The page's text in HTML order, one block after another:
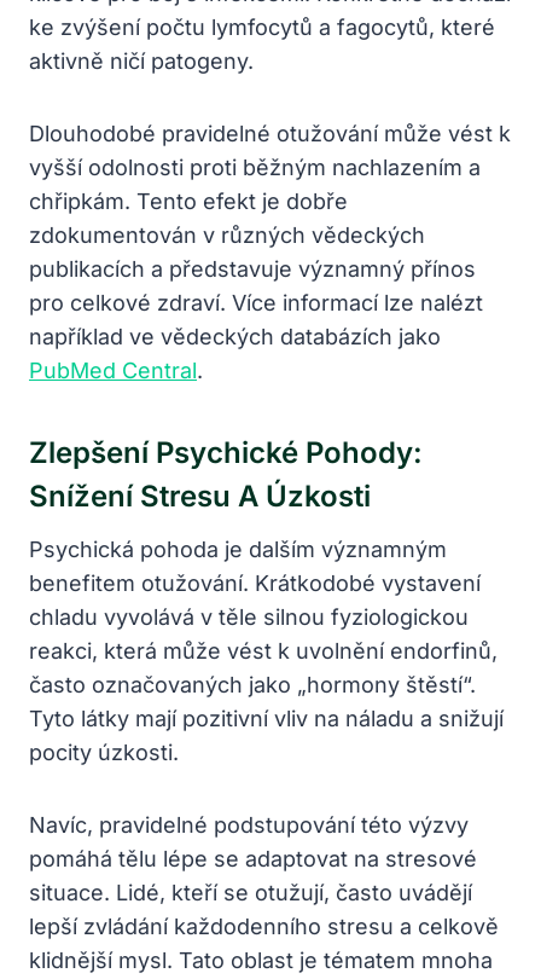
ke zvýšení počtu lymfocytů a fagocytů, které
aktivně ničí patogeny.
Dlouhodobé pravidelné otužování může vést k
vyšší odolnosti proti běžným nachlazením a
chřipkám. Tento efekt je dobře
zdokumentován v různých vědeckých
publikacích a představuje významný přínos
pro celkové zdraví. Více informací lze nalézt
například ve vědeckých databázích jako
PubMed Central.
Zlepšení Psychické Pohody:
Snížení Stresu A Úzkosti
Psychická pohoda je dalším významným
benefitem otužování. Krátkodobé vystavení
chladu vyvolává v těle silnou fyziologickou
reakci, která může vést k uvolnění endorfinů,
často označovaných jako „hormony štěstí“.
Tyto látky mají pozitivní vliv na náladu a snižují
pocity úzkosti.
Navíc, pravidelné podstupování této výzvy
pomáhá tělu lépe se adaptovat na stresové
situace. Lidé, kteří se otužují, často uvádějí
lepší zvládání každodenního stresu a celkově
klidnější mysl. Tato oblast je tématem mnoha